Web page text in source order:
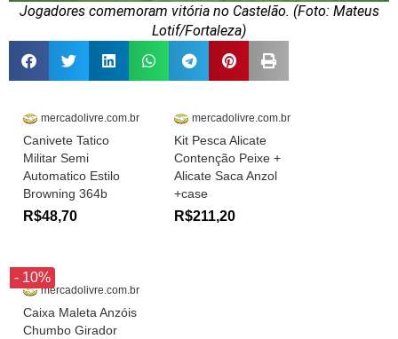
Jogadores comemoram vitória no Castelão. (Foto: Mateus
Lotif/Fortaleza)
mercadolivre.com.br
Canivete Tatico
Militar Semi
Automatico Estilo
Browning 364b
R$48,70
mercadolivre.com.br
Kit Pesca Alicate
Contenção Peixe +
Alicate Saca Anzol
+case
R$211,20
- 10%
mercadolivre.com.br
Caixa Maleta Anzóis
Chumbo Girador